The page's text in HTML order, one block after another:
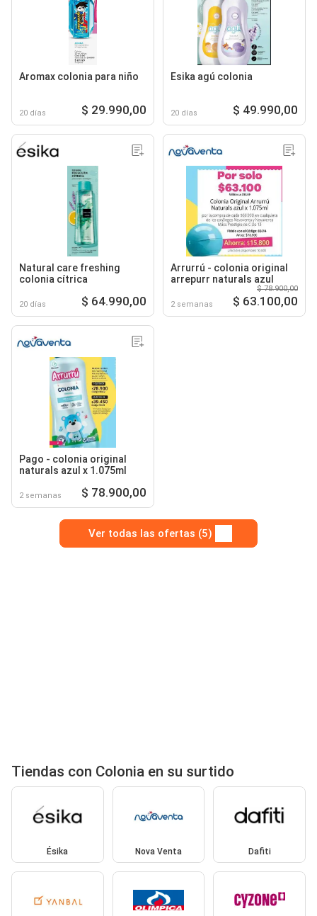
Aromax colonia para niño
20 días $ 29.990,00
Esika agú colonia
20 días $ 49.990,00
Natural care freshing
colonia cítrica
20 días $ 64.990,00
Arrurrú - colonia original
arrepurr naturals azul
2 semanas
$ 78.900,00
$ 63.100,00
Pago - colonia original
naturals azul x 1.075ml
2 semanas $ 78.900,00
Ver todas las ofertas (5)
Tiendas con Colonia en su surtido
Ésika Nova Venta Dafiti